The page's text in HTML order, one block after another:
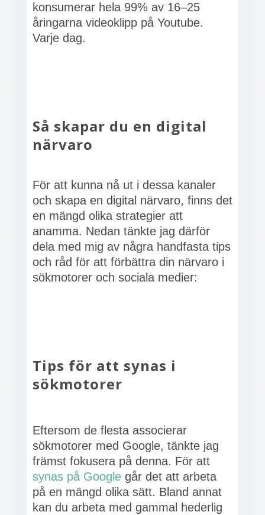
konsumerar hela 99% av 16–25
åringarna videoklipp på Youtube.
Varje dag.
Så skapar du en digital
närvaro
För att kunna nå ut i dessa kanaler
och skapa en digital närvaro, finns det
en mängd olika strategier att
anamma. Nedan tänkte jag därför
dela med mig av några handfasta tips
och råd för att förbättra din närvaro i
sökmotorer och sociala medier:
Tips för att synas i
sökmotorer
Eftersom de flesta associerar
sökmotorer med Google, tänkte jag
främst fokusera på denna. För att
synas på Googlegår det att arbeta
på en mängd olika sätt. Bland annat
kan du arbeta med gammal hederlig